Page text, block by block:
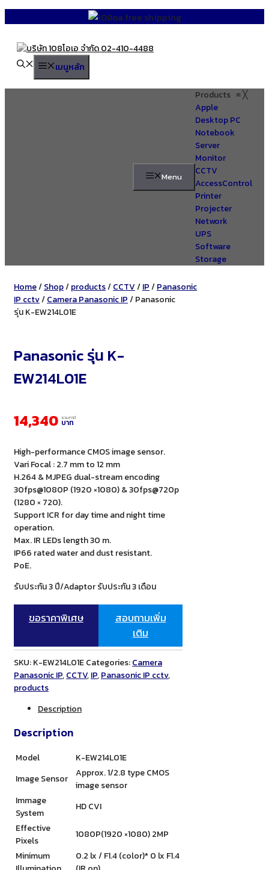
content
เมนูหลัก
Menu
Products ≡╳
Apple
Desktop PC
Notebook
Server
Monitor
CCTV
AccessControl
Printer
Projecter
Network
UPS
Software
Storage
Home/Shop/products/CCTV/IP/Panasonic
IP cctv/Camera Panasonic IP/ Panasonic
รุ่น K-EW214L01E
Panasonic รุ่น K-
EW214L01E
14,340 รวมภาษี
บาท
High-performance CMOS image sensor.
Vari Focal : 2.7 mm to 12 mm
H.264 & MJPEG dual-stream encoding
30fps@1080P (1920 ×1080) & 30fps@720p
(1280 × 720).
Support ICR for day time and night time
operation.
Max. IR LEDs length 30 m.
IP66 rated water and dust resistant.
PoE.
รับประกัน 3 ปี/Adaptor รับประกัน 3 เดือน
ขอราคาพิเศษ
สอบถามเพิ่ม
เติม
SKU:K-EW214L01ECategories:Camera
Panasonic IP,CCTV,IP,Panasonic IP cctv,
products
Description
Description
Model
K-EW214L01E
Image Sensor
Approx. 1/2.8 type CMOS
image sensor
Immage
System
HD CVI
Effective
Pixels
1080P(1920 ×1080) 2MP
Minimum
0.2 lx / F1.4 (color)* 0 lx F1.4